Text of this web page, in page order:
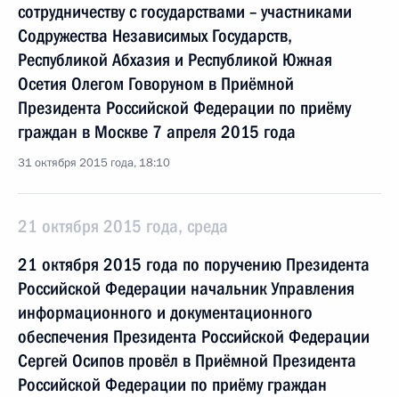
сотрудничеству с государствами – участниками
Содружества Независимых Государств,
Республикой Абхазия и Республикой Южная
Осетия Олегом Говоруном в Приёмной
Президента Российской Федерации по приёму
граждан в Москве 7 апреля 2015 года
31 октября 2015 года, 18:10
21 октября 2015 года, среда
21 октября 2015 года по поручению Президента
Российской Федерации начальник Управления
информационного и документационного
обеспечения Президента Российской Федерации
Сергей Осипов провёл в Приёмной Президента
Российской Федерации по приёму граждан